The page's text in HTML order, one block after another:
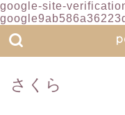
google-site-
さくら